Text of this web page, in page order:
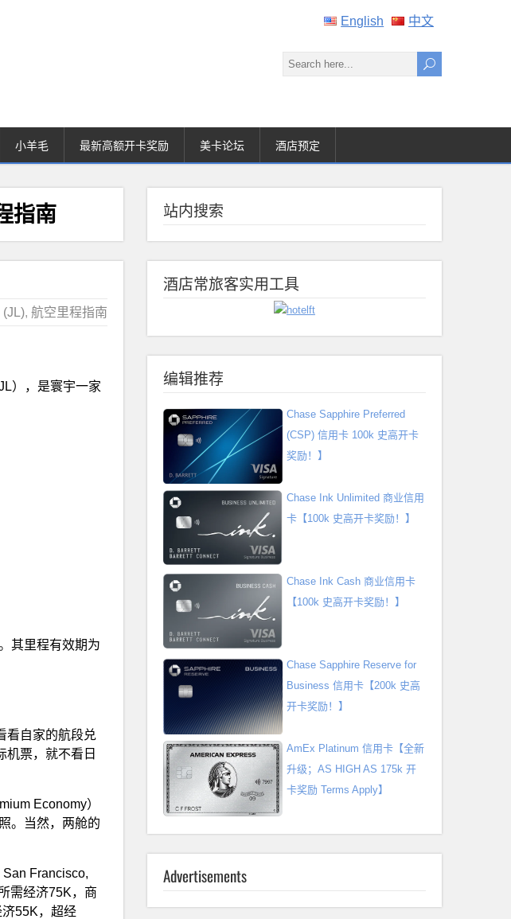
English 中文
小羊毛 最新高额开卡奖励 美卡论坛 酒店预定
指南
(JL), 航空里程指南
），是寰宇一家
其里程有效期为
看自家的航段兑
机票，就不看日
Economy）
。当然，两舱的
Francisco,
需经济75K，商
55K，超经
站内搜索
酒店常旅客实用工具
编辑推荐
Chase Sapphire Preferred
(CSP) 信用卡 100k 史高开卡
奖励！】
Chase Ink Unlimited 商业信用
卡【100k 史高开卡奖励！】
Chase Ink Cash 商业信用卡
【100k 史高开卡奖励！】
Chase Sapphire Reserve for
Business 信用卡【200k 史高
开卡奖励！】
AmEx Platinum 信用卡【全新
升级；AS HIGH AS 175k 开
卡奖励 Terms Apply】
Advertisements